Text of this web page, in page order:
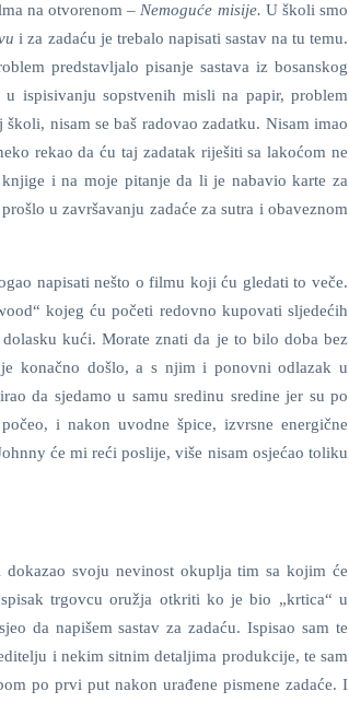
na otvorenom –Nemoguće misije. U školi smo
i za zadaću je trebalo napisati sastav na tu temu.
predstavljalo pisanje sastava iz bosanskog
u ispisivanju sopstvenih misli na papir, problem
nisam se baš radovao zadatku. Nisam imao
rekao da ću taj zadatak riješiti sa lakoćom ne
i na moje pitanje da li je nabavio karte za
u završavanju zadaće za sutra i obaveznom
napisati nešto o filmu koji ću gledati to veče.
kojeg ću početi redovno kupovati sljedećih
kući. Morate znati da je to bilo doba bez
konačno došlo, a s njim i ponovni odlazak u
da sjedamo u samu sredinu sredine jer su po
i nakon uvodne špice, izvrsne energične
će mi reći poslije, više nisam osjećao toliku
svoju nevinost okuplja tim sa kojim će
trgovcu oružja otkriti ko je bio „krtica“ u
da napišem sastav za zadaću. Ispisao sam te
i nekim sitnim detaljima produkcije, te sam
po prvi put nakon urađene pismene zadaće. I